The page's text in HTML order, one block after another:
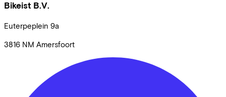
Bikeist B.V.
Euterpeplein 9a
3816 NM Amersfoort